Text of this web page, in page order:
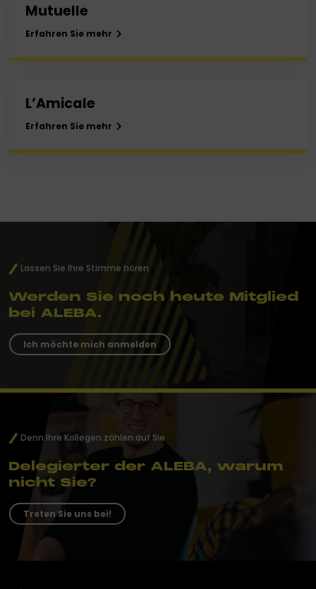
Mutuelle
Erfahren Sie mehr
L’Amicale
Erfahren Sie mehr
Lassen Sie Ihre Stimme hören
Werden Sie noch heute Mitglied
bei ALEBA.
Ich möchte mich anmelden
Denn Ihre Kollegen zählen auf Sie
Delegierter der ALEBA, warum
nicht Sie?
Treten Sie uns bei!